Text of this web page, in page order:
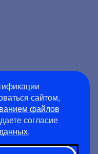
сайтом,
файлов
согласие
.